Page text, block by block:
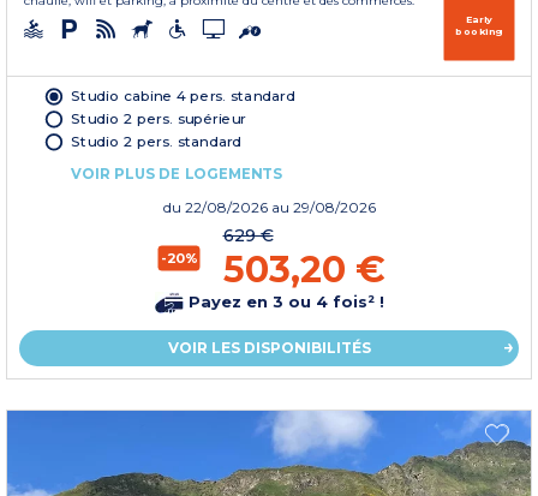
Early
booking
Studio cabine 4 pers. standard
Studio 2 pers. supérieur
Studio 2 pers. standard
VOIR PLUS DE LOGEMENTS
du 22/08/2026 au 29/08/2026
-20%
629 €
503,20 €
Payez en 3 ou 4 fois² !
VOIR LES DISPONIBILITÉS